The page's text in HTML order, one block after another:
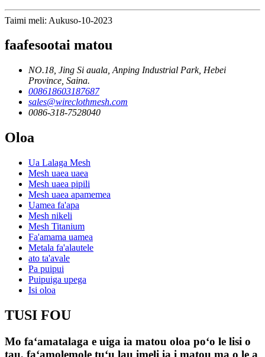
Taimi meli: Aukuso-10-2023
faafesootai matou
NO.18, Jing Si auala, Anping Industrial Park, Hebei
Province, Saina.
008618603187687
sales@wireclothmesh.com
0086-318-7528040
Oloa
Ua Lalaga Mesh
Mesh uaea uaea
Mesh uaea pipili
Mesh uaea apamemea
Uamea fa'apa
Mesh nikeli
Mesh Titanium
Fa'amama uamea
Metala fa'alautele
ato ta'avale
Pa puipui
Puipuiga upega
Isi oloa
TUSI FOU
Mo faʻamatalaga e uiga ia matou oloa poʻo le lisi o
tau, faʻamolemole tuʻu lau imeli ia i matou ma o le a